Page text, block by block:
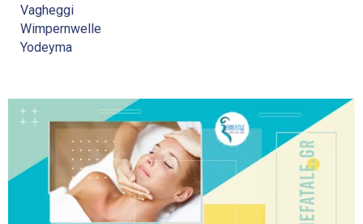
Vagheggi
Wimpernwelle
Yodeyma